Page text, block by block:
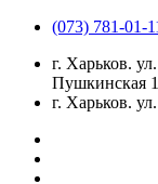
(073) 781-01-
г. Харьков.
Пушкинская
г. Харьков.